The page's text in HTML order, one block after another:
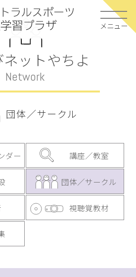
メニュー
ネットやちよ
Network
団体／サークル
ダー 講座／教室
団体／サークル
視聴覚教材